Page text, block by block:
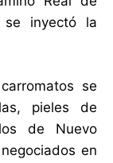
se inyectó la
se
pieles de
de Nuevo
en